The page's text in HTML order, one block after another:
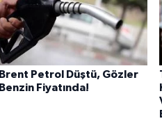
Brent Petrol Düştü, Gözler
Benzin Fiyatında!